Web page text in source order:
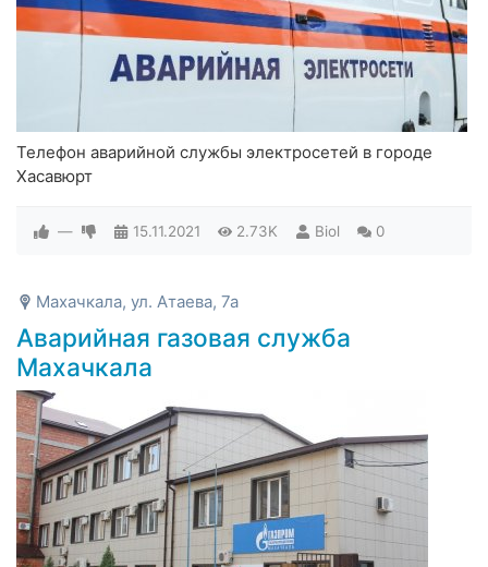
Телефон аварийной службы электросетей в городе
Хасавюрт
— 15.11.2021 2.73K Biol 0
Махачкала, ул. Атаева, 7а
Аварийная газовая служба
Махачкала